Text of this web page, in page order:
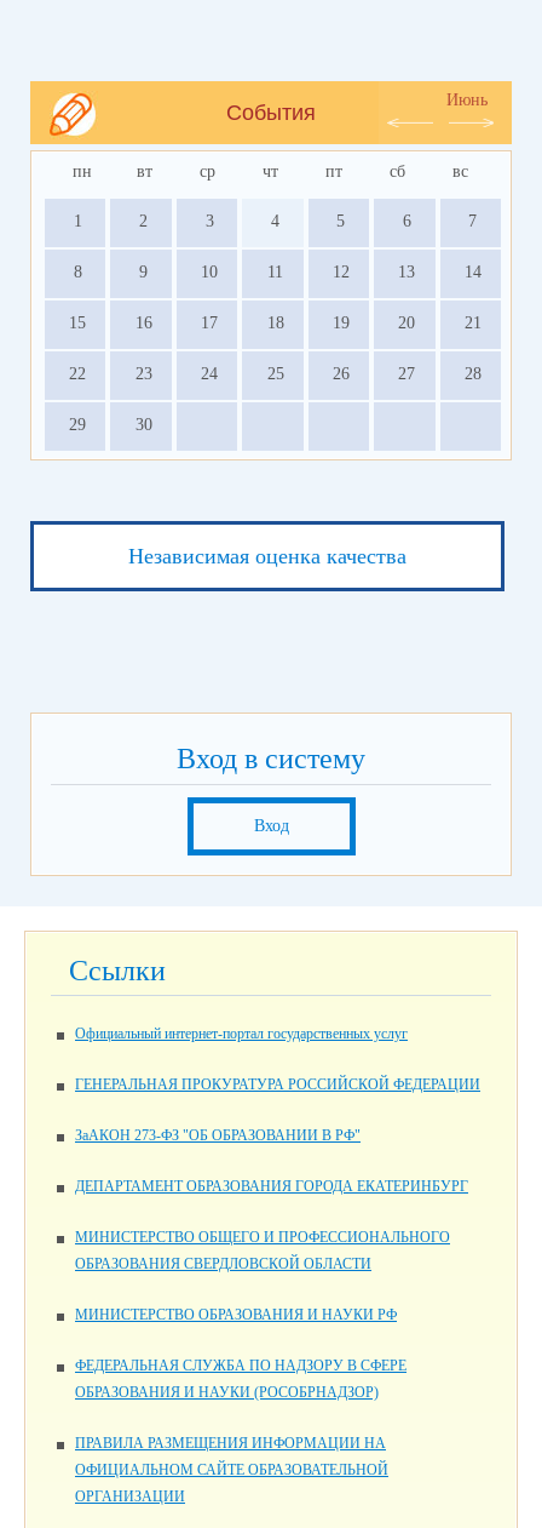
События
Июнь
пн вт ср чт пт сб вс
1 2 3 4 5 6 7
8 9 10 11 12 13 14
15 16 17 18 19 20 21
22 23 24 25 26 27 28
29 30
Независимая оценка качества
Вход в систему
Вход
Ссылки
Официальный интернет-портал государственных услуг
ГЕНЕРАЛЬНАЯ ПРОКУРАТУРА РОССИЙСКОЙ ФЕДЕРАЦИИ
ЗаАКОН 273-ФЗ "ОБ ОБРАЗОВАНИИ В РФ"
ДЕПАРТАМЕНТ ОБРАЗОВАНИЯ ГОРОДА ЕКАТЕРИНБУРГ
МИНИСТЕРСТВО ОБЩЕГО И ПРОФЕССИОНАЛЬНОГО
ОБРАЗОВАНИЯ СВЕРДЛОВСКОЙ ОБЛАСТИ
МИНИСТЕРСТВО ОБРАЗОВАНИЯ И НАУКИ РФ
ФЕДЕРАЛЬНАЯ СЛУЖБА ПО НАДЗОРУ В СФЕРЕ
ОБРАЗОВАНИЯ И НАУКИ (РОСОБРНАДЗОР)
ПРАВИЛА РАЗМЕЩЕНИЯ ИНФОРМАЦИИ НА
ОФИЦИАЛЬНОМ САЙТЕ ОБРАЗОВАТЕЛЬНОЙ
ОРГАНИЗАЦИИ